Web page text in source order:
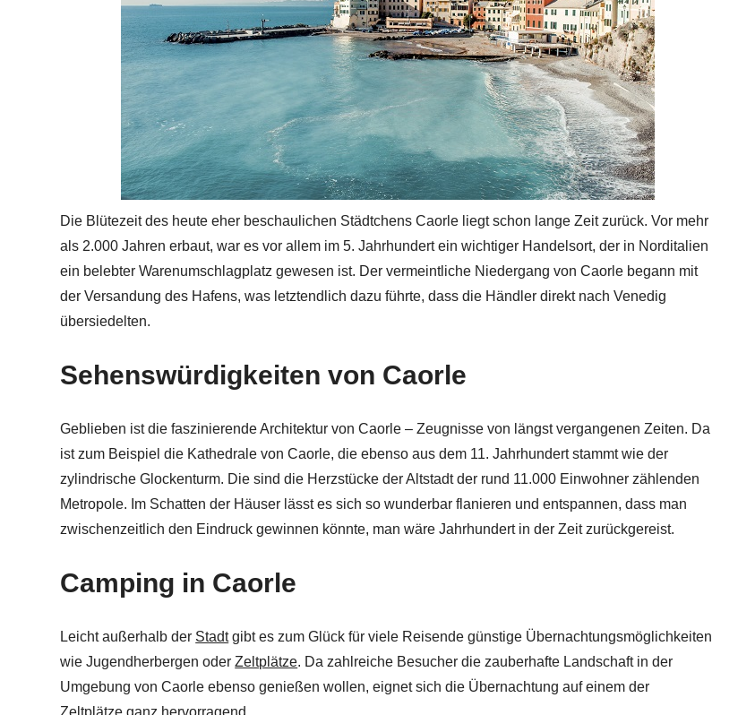
Die Blütezeit des heute eher beschaulichen Städtchens Caorle liegt schon lange Zeit zurück. Vor mehr
als 2.000 Jahren erbaut, war es vor allem im 5. Jahrhundert ein wichtiger Handelsort, der in Norditalien
ein belebter Warenumschlagplatz gewesen ist. Der vermeintliche Niedergang von Caorle begann mit
der Versandung des Hafens, was letztendlich dazu führte, dass die Händler direkt nach Venedig
übersiedelten.
Sehenswürdigkeiten von Caorle
Geblieben ist die faszinierende Architektur von Caorle – Zeugnisse von längst vergangenen Zeiten. Da
ist zum Beispiel die Kathedrale von Caorle, die ebenso aus dem 11. Jahrhundert stammt wie der
zylindrische Glockenturm. Die sind die Herzstücke der Altstadt der rund 11.000 Einwohner zählenden
Metropole. Im Schatten der Häuser lässt es sich so wunderbar flanieren und entspannen, dass man
zwischenzeitlich den Eindruck gewinnen könnte, man wäre Jahrhundert in der Zeit zurückgereist.
Camping in Caorle
Leicht außerhalb der Stadtgibt es zum Glück für viele Reisende günstige Übernachtungsmöglichkeiten
wie Jugendherbergen oderZeltplätze. Da zahlreiche Besucher die zauberhafte Landschaft in der
Umgebung von Caorle ebenso genießen wollen, eignet sich die Übernachtung auf einem der
Zeltplätze ganz hervorragend.